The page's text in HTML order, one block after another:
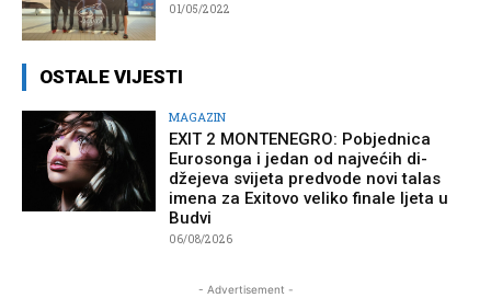
01/05/2022
OSTALE VIJESTI
MAGAZIN
EXIT 2 MONTENEGRO: Pobjednica
Eurosonga i jedan od najvećih di-
džejeva svijeta predvode novi talas
imena za Exitovo veliko finale ljeta u
Budvi
06/08/2026
- Advertisement -